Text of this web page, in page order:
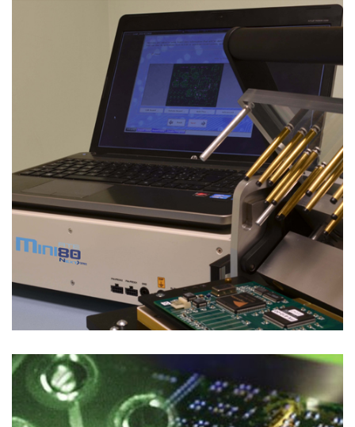
Soluzioni di Collaudo
SALDATURA SELETTIVA LASER